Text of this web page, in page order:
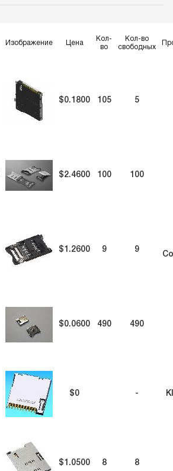
Изображение Цена
Кол-
во
Кол-во
свободных
$0.1800 105 5
$2.4600 100 100
$1.2600 9 9
$0.0600 490 490
$0 -
$1.0500 8 8